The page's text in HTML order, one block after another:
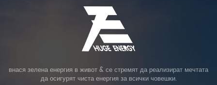
внася зелена енергия в живот & се стремят да реализират мечтата
да осигурят чиста енергия за всички човешки.